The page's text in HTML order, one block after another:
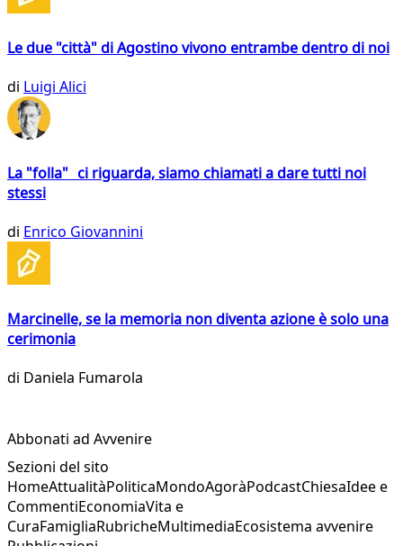
Le due "città" di Agostino vivono entrambe dentro di noi
di Luigi Alici
La "folla" ci riguarda, siamo chiamati a dare tutti noi
stessi
di Enrico Giovannini
Marcinelle, se la memoria non diventa azione è solo una
cerimonia
di Daniela Fumarola
Abbonati ad Avvenire
Sezioni del sito
HomeAttualitàPoliticaMondoAgoràPodcastChiesaIdee e
CommentiEconomiaVita e
CuraFamigliaRubricheMultimediaEcosistema avvenire